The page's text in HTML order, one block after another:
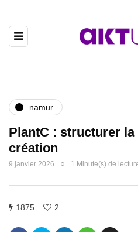
namur
PlantC : structurer
création
9 janvier 2026 1 Minute(s) de
1875 2